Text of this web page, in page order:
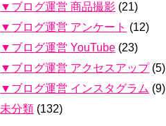
▼ブログ運営 商品撮影 (21)
▼ブログ運営 アンケート (12)
▼ブログ運営 YouTube (23)
▼ブログ運営 アクセスアップ(5)
▼ブログ運営 インスタグラム (9)
未分類 (132)